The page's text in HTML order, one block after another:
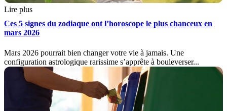
Lire plus
Ces 5 signes du zodiaque ont l’horoscope le plus chanceux en
mars 2026
Mars 2026 pourrait bien changer votre vie à jamais. Une
configuration astrologique rarissime s’apprête à bouleverser...